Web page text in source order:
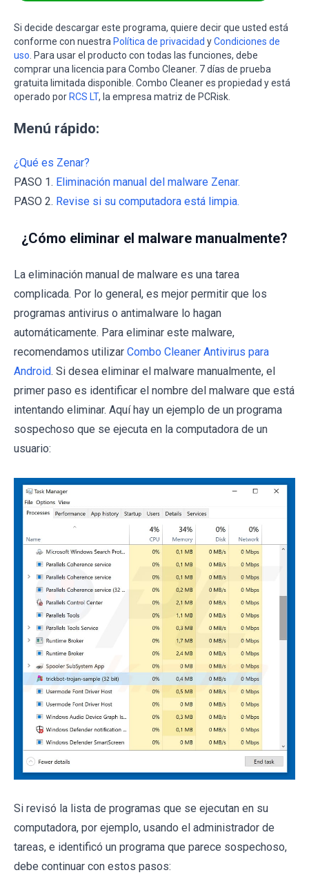
Si decide descargar este programa, quiere decir que usted está
conforme con nuestra Política de privacidad yCondiciones de
uso . Para usar el producto con todas las funciones, debe
comprar una licencia para Combo Cleaner. 7 días de prueba
gratuita limitada disponible. Combo Cleaner es propiedad y está
operado por RCS LT, la empresa matriz de PCRisk.
Menú rápido:
¿Qué es Zenar?
PASO 1. Eliminación manual del malware Zenar.
PASO 2. Revise si su computadora está limpia.
¿Cómo eliminar el malware manualmente?
La eliminación manual de malware es una tarea
complicada. Por lo general, es mejor permitir que los
programas antivirus o antimalware lo hagan
automáticamente. Para eliminar este malware,
recomendamos utilizar Combo Cleaner Antivirus para
Android. Si desea eliminar el malware manualmente, el
primer paso es identificar el nombre del malware que está
intentando eliminar. Aquí hay un ejemplo de un programa
sospechoso que se ejecuta en la computadora de un
usuario:
Si revisó la lista de programas que se ejecutan en su
computadora, por ejemplo, usando el administrador de
tareas, e identificó un programa que parece sospechoso,
debe continuar con estos pasos: